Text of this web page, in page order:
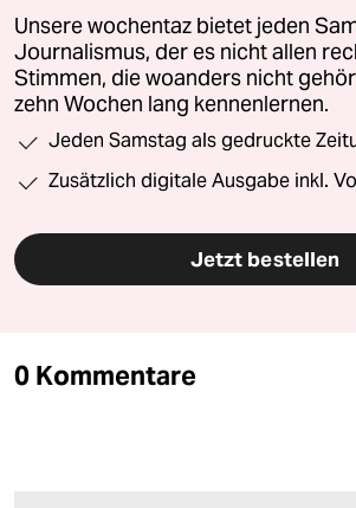
Unsere wochentaz bietet jeden
Journalismus, der es nicht allen
Stimmen, die woanders nicht
zehn Wochen lang kennenlernen.
Jeden Samstag als gedruckte
Zusätzlich digitale Ausgabe inkl.
Jetzt bestellen
0 Kommentare